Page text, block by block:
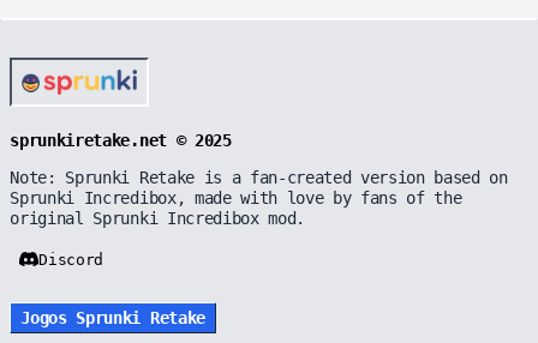
sprunkiretake.net © 2025
Note: Sprunki Retake is a fan-created version based on
Sprunki Incredibox, made with love by fans of the
original Sprunki Incredibox mod.
Discord
Jogos Sprunki Retake